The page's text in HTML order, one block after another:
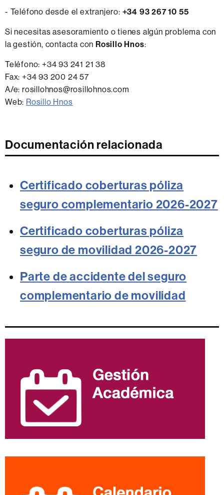
- Teléfono desde el extranjero: +34 93 267 10 55
Si necesitas asesoramiento o tienes algún problema con
la gestión, contacta conRosillo Hnos:
Teléfono: +34 93 241 21 38
Fax: +34 93 200 24 57
A/e: rosillohnos@rosillohnos.com
Web: Rosillo Hnos
Documentación relacionada
Certificado coberturas póliza
seguro complementario 2026-2027
Certificado coberturas póliza
seguro de movilidad 2026-2027
Parte de accidente del seguro
complementario de movilidad
Información